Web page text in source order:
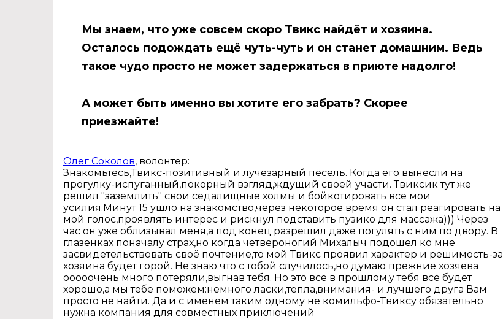
Мы знаем, что уже совсем скоро Твикс найдёт и хозяина.
Осталось подождать ещё чуть-чуть и он станет домашним. Ведь
такое чудо просто не может задержаться в приюте надолго!
А может быть именно вы хотите его забрать? Скорее
приезжайте!
Олег Соколов, волонтер:
Знакомьтесь,Твикс-позитивный и лучезарный пёсель. Когда его вынесли на
прогулку-испуганный,покорный взгляд,ждущий своей участи. Твиксик тут же
решил "заземлить" свои седалищные холмы и бойкотировать все мои
усилия.Минут 15 ушло на знакомство,через некоторое время он стал реагировать на
мой голос,проявлять интерес и рискнул подставить пузико для массажа))) Через
час он уже облизывал меня,а под конец разрешил даже погулять с ним по двору. В
глазёнках поначалу страх,но когда четвероногий Михалыч подошел ко мне
засвидетельствовать своё почтение,то мой Твикс проявил характер и решимость-за
хозяина будет горой. Не знаю что с тобой случилось,но думаю прежние хозяева
ооооочень много потеряли,выгнав тебя. Но это всё в прошлом,у тебя всё будет
хорошо,а мы тебе поможем:немного ласки,тепла,внимания- и лучшего друга Вам
просто не найти. Да и с именем таким одному не комильфо-Твиксу обязательно
нужна компания для совместных приключений